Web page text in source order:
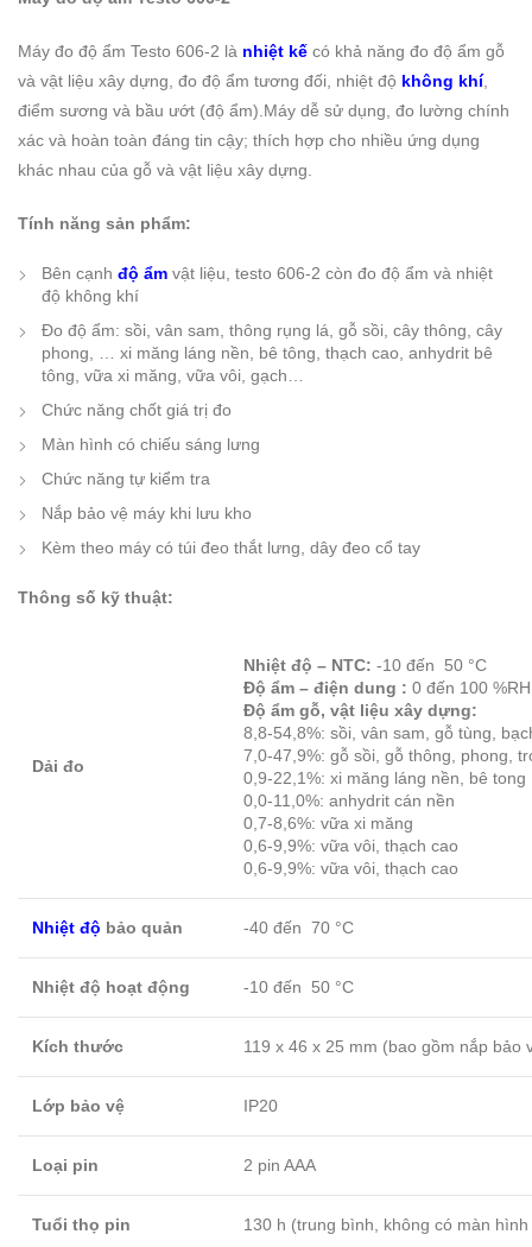
Máy đo độ ẩm Testo 606-2 là nhiệt kế có khả năng đo độ ẩm gỗ
và vật liệu xây dựng, đo độ ẩm tương đối, nhiệt độ không khí,
điểm sương và bầu ướt (độ ẩm).Máy dễ sử dụng, đo lường chính
xác và hoàn toàn đáng tin cậy; thích hợp cho nhiều ứng dụng
khác nhau của gỗ và vật liệu xây dựng.
Tính năng sản phẩm:
Bên cạnh độ ẩm vật liệu, testo 606-2 còn đo độ ẩm và nhiệt
độ không khí
Đo độ ẩm: sồi, vân sam, thông rụng lá, gỗ sồi, cây thông, cây
phong, … xi măng láng nền, bê tông, thạch cao, anhydrit bê
tông, vữa xi măng, vữa vôi, gạch…
Chức năng chốt giá trị đo
Màn hình có chiếu sáng lưng
Chức năng tự kiểm tra
Nắp bảo vệ máy khi lưu kho
Kèm theo máy có túi đeo thắt lưng, dây đeo cổ tay
Thông số kỹ thuật:
Dải đo
Nhiệt độ – NTC: -10 đến 50 °C
Độ ẩm – điện dung : 0 đến 100 %RH
Độ ẩm gỗ, vật liệu xây dựng:
8,8-54,8%: sồi, vân sam, gỗ tùng,
7,0-47,9%: gỗ sồi, gỗ thông, phong,
0,9-22,1%: xi măng láng nền, bê tong
0,0-11,0%: anhydrit cán nền
0,7-8,6%: vữa xi măng
0,6-9,9%: vữa vôi, thạch cao
0,6-9,9%: vữa vôi, thạch cao
Nhiệt độ bảo quản -40 đến 70 °C
Nhiệt độ hoạt động -10 đến 50 °C
Kích thước 119 x 46 x 25 mm (bao gồm nắp bảo
Lớp bảo vệ IP20
Loại pin 2 pin AAA
Tuổi thọ pin 130 h (trung bình, không có màn